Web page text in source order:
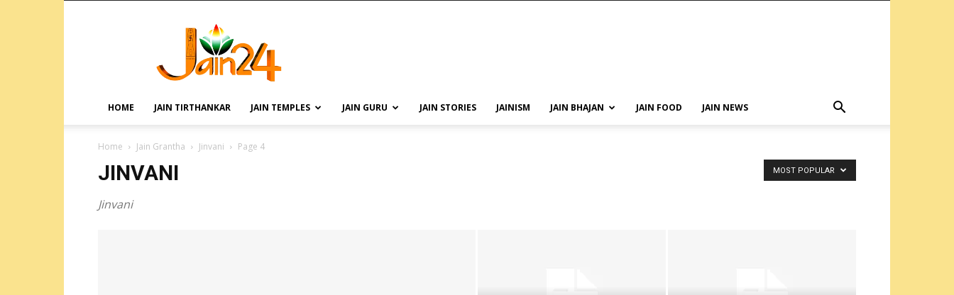
HOME JAIN TIRTHANKAR JAIN TEMPLES JAIN GURU JAIN STORIES JAINISM JAIN BHAJAN JAIN FOOD JAIN NEWS
Home Jain Grantha Jinvani Page 4
JINVANI
Jinvani
MOST POPULAR